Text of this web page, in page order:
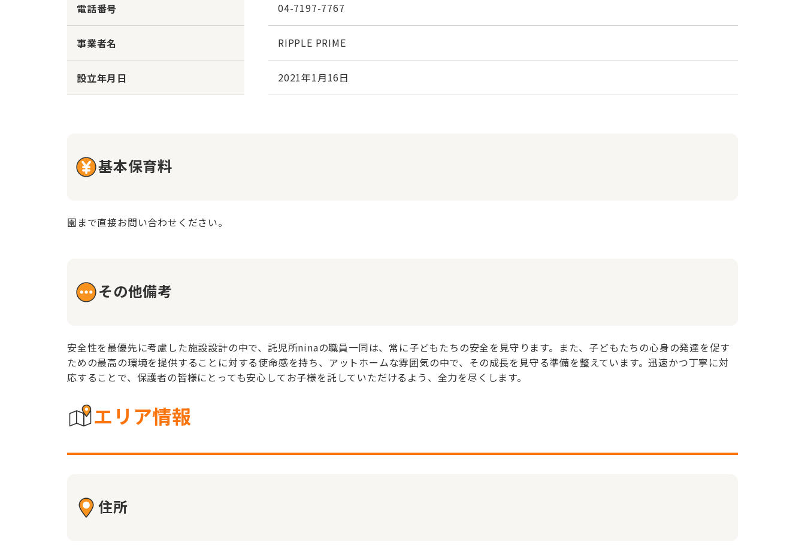
電話番号 04-7197-7767
事業者名 RIPPLE PRIME
設立年月日 2021年1月16日
基本保育料
園まで直接お問い合わせください。
その他備考
安全性を最優先に考慮した施設設計の中で、託児所ninaの職員一同は、常に子どもたちの安全を見守ります。また、子どもたちの心身の発達を促す
ための最高の環境を提供することに対する使命感を持ち、アットホームな雰囲気の中で、その成長を見守る準備を整えています。迅速かつ丁寧に対
応することで、保護者の皆様にとっても安心してお子様を託していただけるよう、全力を尽くします。
エリア情報
住所